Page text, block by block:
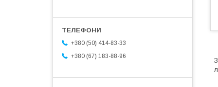
+380 (50) 414-83-33
+380 (67) 183-88-96